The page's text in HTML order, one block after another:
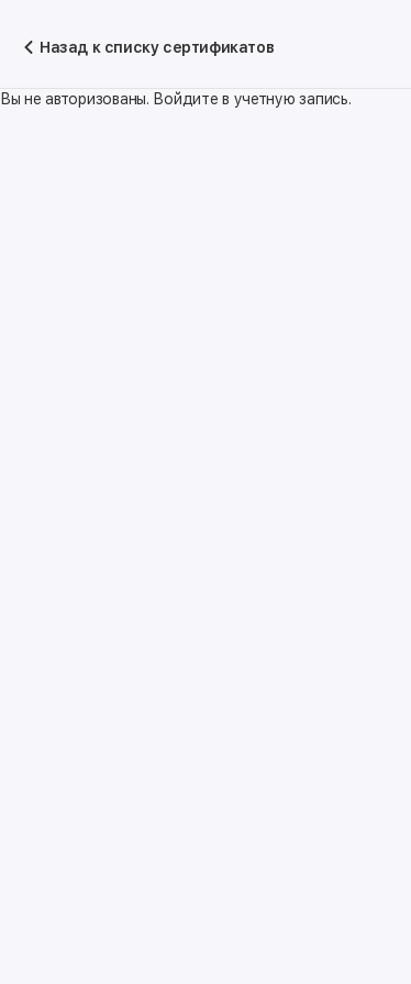
Назад к списку сертификатов
Вы не авторизованы. Войдите в учетную запись.